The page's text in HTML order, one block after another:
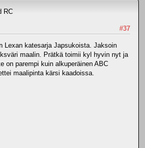
RC
#37
Lexan katesarja Japsukoista. Jaksoin
maalin. Prätkä toimii kyl hyvin nyt ja
on parempi kuin alkuperäinen ABC
maalipinta kärsi kaadoissa.